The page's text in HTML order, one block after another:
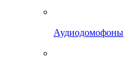
Аудиодомофоны